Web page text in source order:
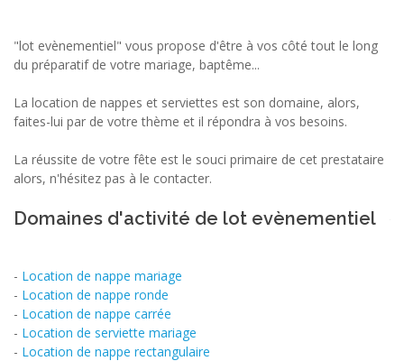
"lot evènementiel" vous propose d'être à vos côté tout le long
du préparatif de votre mariage, baptême...
La location de nappes et serviettes est son domaine, alors,
faites-lui par de votre thème et il répondra à vos besoins.
La réussite de votre fête est le souci primaire de cet prestataire
alors, n'hésitez pas à le contacter.
Domaines d'activité de lot evènementiel
- Location de nappe mariage
- Location de nappe ronde
- Location de nappe carrée
- Location de serviette mariage
- Location de nappe rectangulaire